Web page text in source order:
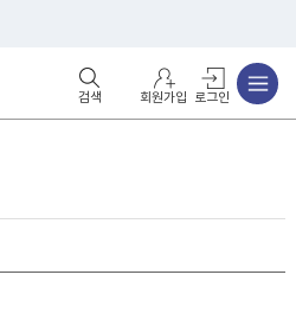
회원가입 로그인